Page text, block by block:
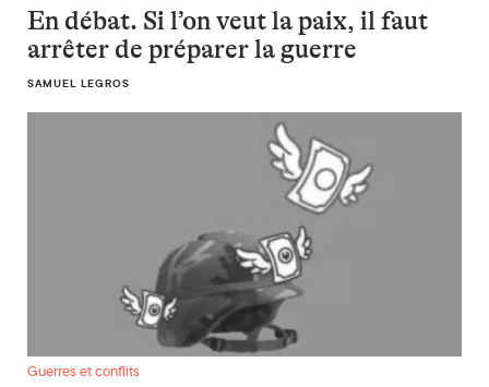
En débat. Si l’on veut la paix, il faut
arrêter de préparer la guerre
SAMUEL LEGROS
BEDEX, une vitrine pour les marchands de canons
Guerres et conflits